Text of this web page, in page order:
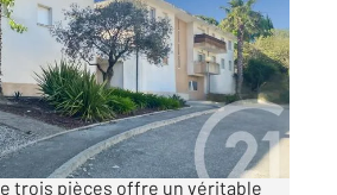
T3 à vendre
€
paisible de La Valentine, cet
trois pièces offre un véritable